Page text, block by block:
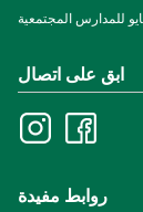
ابق على اتصال
روابط مفيدة